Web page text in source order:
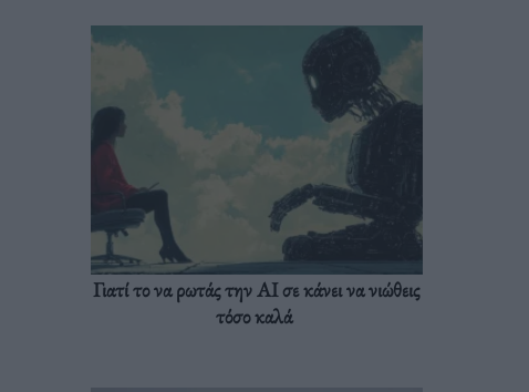
Γιατί το να ρωτάς την AI σε κάνει να νιώθεις
τόσο καλά